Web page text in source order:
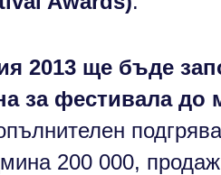
2013 ще бъде
за фестивала до
200 000,